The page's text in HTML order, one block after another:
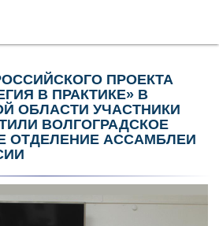
ПРОЕКТА
В ПРАКТИКЕ» В
ОБЛАСТИ УЧАСТНИКИ
ВОЛГОГРАДСКОЕ
ОТДЕЛЕНИЕ АССАМБЛЕИ